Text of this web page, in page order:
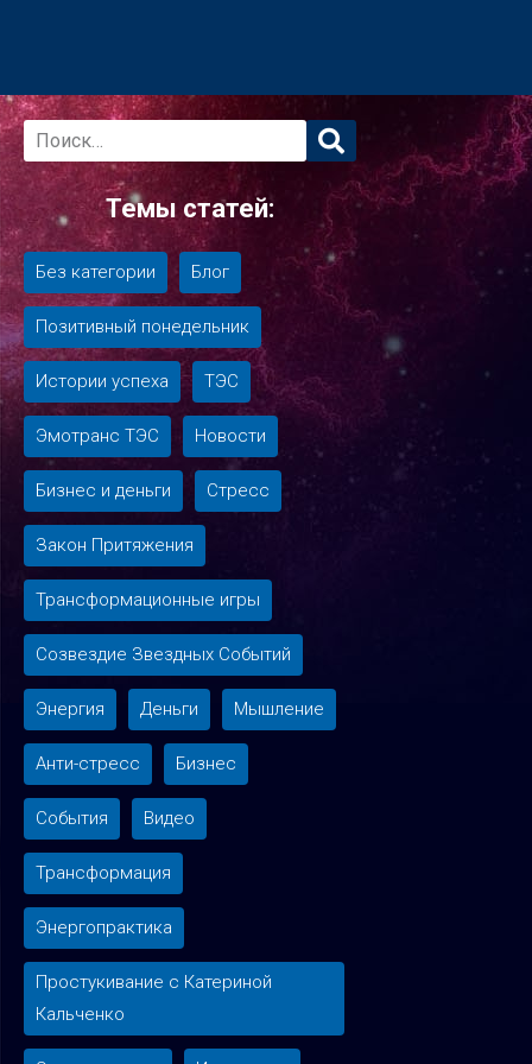
Основная
боковая
панельТемы статей:
Без категории Блог
Позитивный понедельник
Истории успеха ТЭС
Эмотранс ТЭС Новости
Бизнес и деньги Стресс
Закон Притяжения
Трансформационные игры
Созвездие Звездных Событий
Энергия Деньги Мышление
Анти-стресс Бизнес
События Видео
Трансформация
Энергопрактика
Простукивание с Катериной
Кальченко